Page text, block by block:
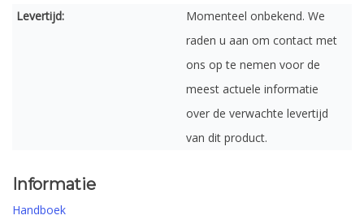
Levertijd:
Momenteel onbekend. We
raden u aan om contact met
ons op te nemen voor de
meest actuele informatie
over de verwachte levertijd
van dit product.
Informatie
Handboek